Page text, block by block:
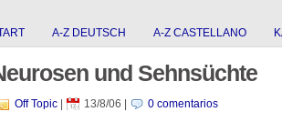
A-Z DEUTSCH A-Z CASTELLANO
und Sehnsüchte
Off Topic| 13/8/06 0 comentarios